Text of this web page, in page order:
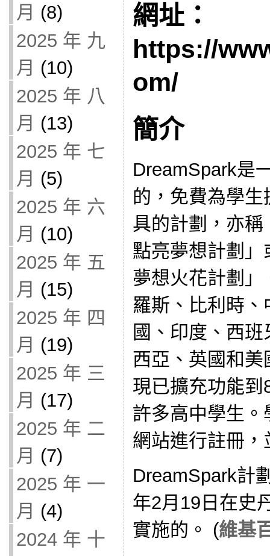
月 (8)
2025 年 九
月 (10)
2025 年 八
月 (13)
2025 年 七
月 (5)
2025 年 六
月 (10)
2025 年 五
月 (15)
2025 年 四
月 (19)
2025 年 三
月 (17)
2025 年 二
月 (7)
2025 年 一
月 (4)
2024 年 十
網址：
https://
om/
簡介
DreamSpark是
的，免費為學
具的計劃，亦
點亮夢想計劃
夢想火花計劃
羅斯、比利時
國、印度、西
西亞、英國和
現已擴充功能
許多高中學生
網站進行註冊
DreamSpark計
年2月19日在史
實施的。 (維基